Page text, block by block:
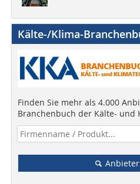
Kälte-/Klima-
Finden Sie mehr als 4.000
Branchenbuch der Kälte- und